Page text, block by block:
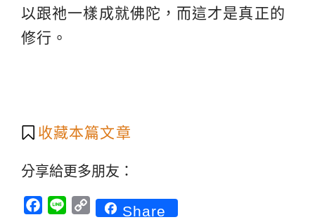
以跟祂一樣成就佛陀，而這才是真正的
修行。
收藏本篇文章
分享給更多朋友：
Facebook
Line CopyShare